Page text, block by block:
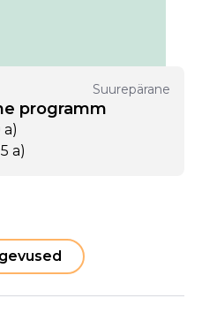
Suurepärane
programm
a)